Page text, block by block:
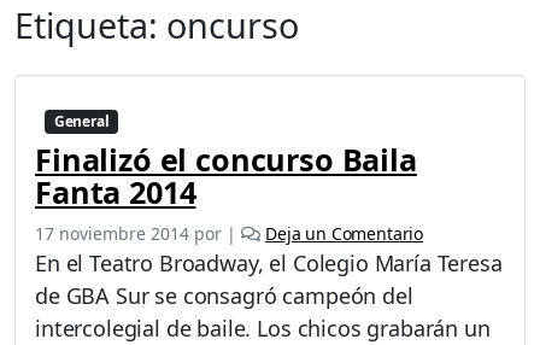
Etiqueta: oncurso
General
Finalizó el concurso Baila
Fanta 2014
17 noviembre 2014 por | Deja un Comentario
En el Teatro Broadway, el Colegio María Teresa
de GBA Sur se consagró campeón del
intercolegial de baile. Los chicos grabarán un